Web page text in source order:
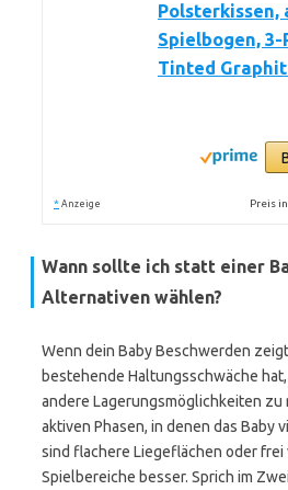
Polsterkissen,
Spielbogen,
Tinted
* Anzeige Preis
Wann sollte ich statt einer
Alternativen wählen?
Wenn dein Baby Beschwerden
bestehende Haltungsschwäche
andere Lagerungsmöglichkeiten zu
aktiven Phasen, in denen das Baby
sind flachere Liegeflächen oder frei
Spielbereiche besser. Sprich im